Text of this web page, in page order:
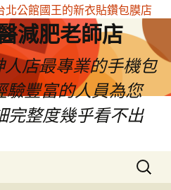
減肥老師店
店最專業的手機包
驗豐富的人員為您
完整度幾乎看不出
搜
尋